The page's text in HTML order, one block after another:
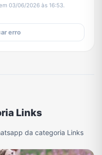
03/06/2026 às 16:53.
erro
Links
da categoria Links